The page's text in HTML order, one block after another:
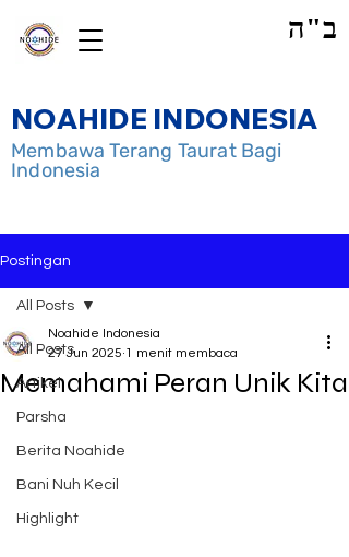
NOAHIDE INDONESIA
Membawa Terang Taurat Bagi
Indonesia
ב"ה
Postingan
All Posts
Artikel
Parsha
Berita Noahide
Bani Nuh Kecil
Highlight
All Posts
Memahami Peran Unik Kita
Noahide Indonesia
27 Jun 2025 1 menit membaca